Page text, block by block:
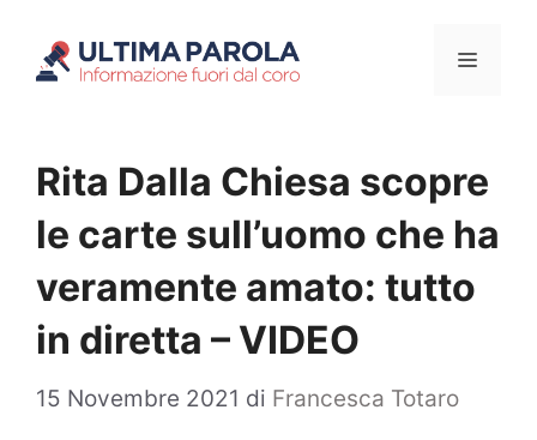
Menu
Rita Dalla Chiesa scopre
le carte sull’uomo che ha
veramente amato: tutto
in diretta – VIDEO
15 Novembre 2021 di Francesca Totaro